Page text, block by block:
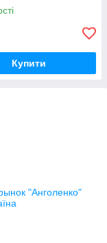
Купити
"Анголенко"